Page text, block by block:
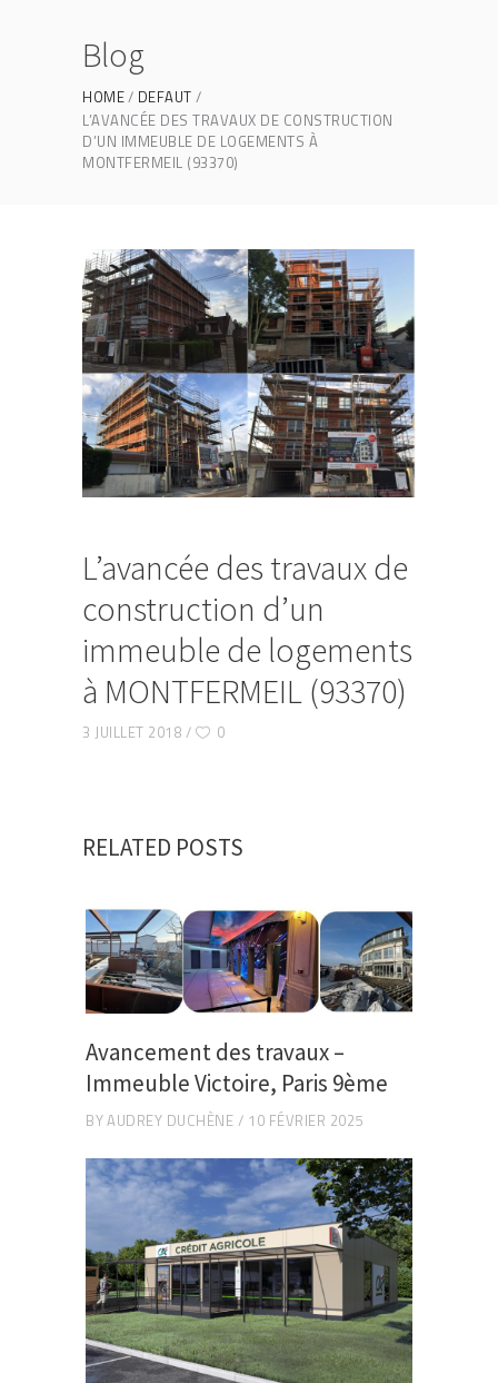
Blog
HOME
DEFAUT
L’AVANCÉE DES TRAVAUX DE CONSTRUCTION
D’UN IMMEUBLE DE LOGEMENTS À
MONTFERMEIL (93370)
L’avancée des travaux de
construction d’un
immeuble de logements
à MONTFERMEIL (93370)
3 JUILLET 2018 0
RELATED POSTS
Avancement des travaux –
Immeuble Victoire, Paris 9ème
BYAUDREY DUCHÈNE 10 FÉVRIER 2025